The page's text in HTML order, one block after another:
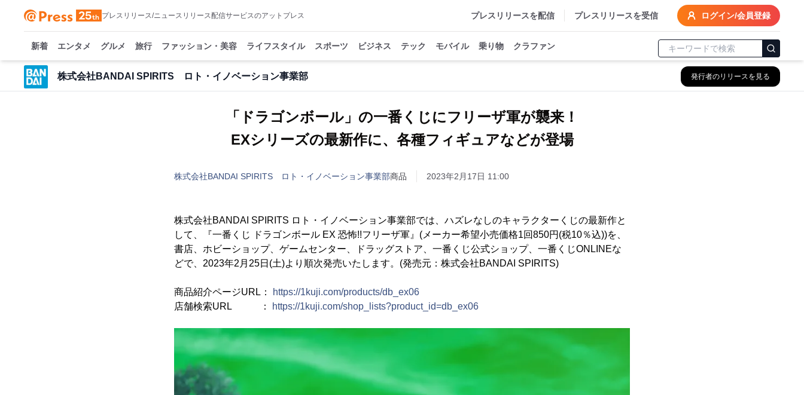
プレスリリース/ニュースリリース配信サービスのアットプレス プレスリリースを配信 プレスリリースを受信 ログイン/会員登録
新着 エンタメ グルメ 旅行 ファッション・美容 ライフスタイル スポーツ ビジネス テック モバイル 乗り物 クラファン
株式会社BANDAI SPIRITS ロト・イノベーション事業部 発行者のリリースを見る
「ドラゴンボール」の一番くじにフリーザ軍が襲来！
EXシリーズの最新作に、各種フィギュアなどが登場
株式会社BANDAI SPIRITS ロト・イノベーション事業部商品 2023年2月17日 11:00
株式会社BANDAI SPIRITS ロト・イノベーション事業部では、ハズレなしのキャラクターくじの最新作と
して、『一番くじ ドラゴンボール EX 恐怖!!フリーザ軍』(メーカー希望小売価格1回850円(税10％込))を、
書店、ホビーショップ、ゲームセンター、ドラッグストア、一番くじ公式ショップ、一番くじONLINEな
どで、2023年2月25日(土)より順次発売いたします。(発売元：株式会社BANDAI SPIRITS)
商品紹介ページURL：
https://1kuji.com/products/db_ex06
店舗検索URL ：
https://1kuji.com/shop_lists?product_id=db_ex06